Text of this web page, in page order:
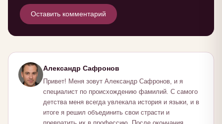
Оставить комментарий
Александр Сафронов
Привет! Меня зовут Александр Сафронов, и я
специалист по происхождению фамилий. С самого
детства меня всегда увлекала история и языки, и в
итоге я решил объединить свои страсти и